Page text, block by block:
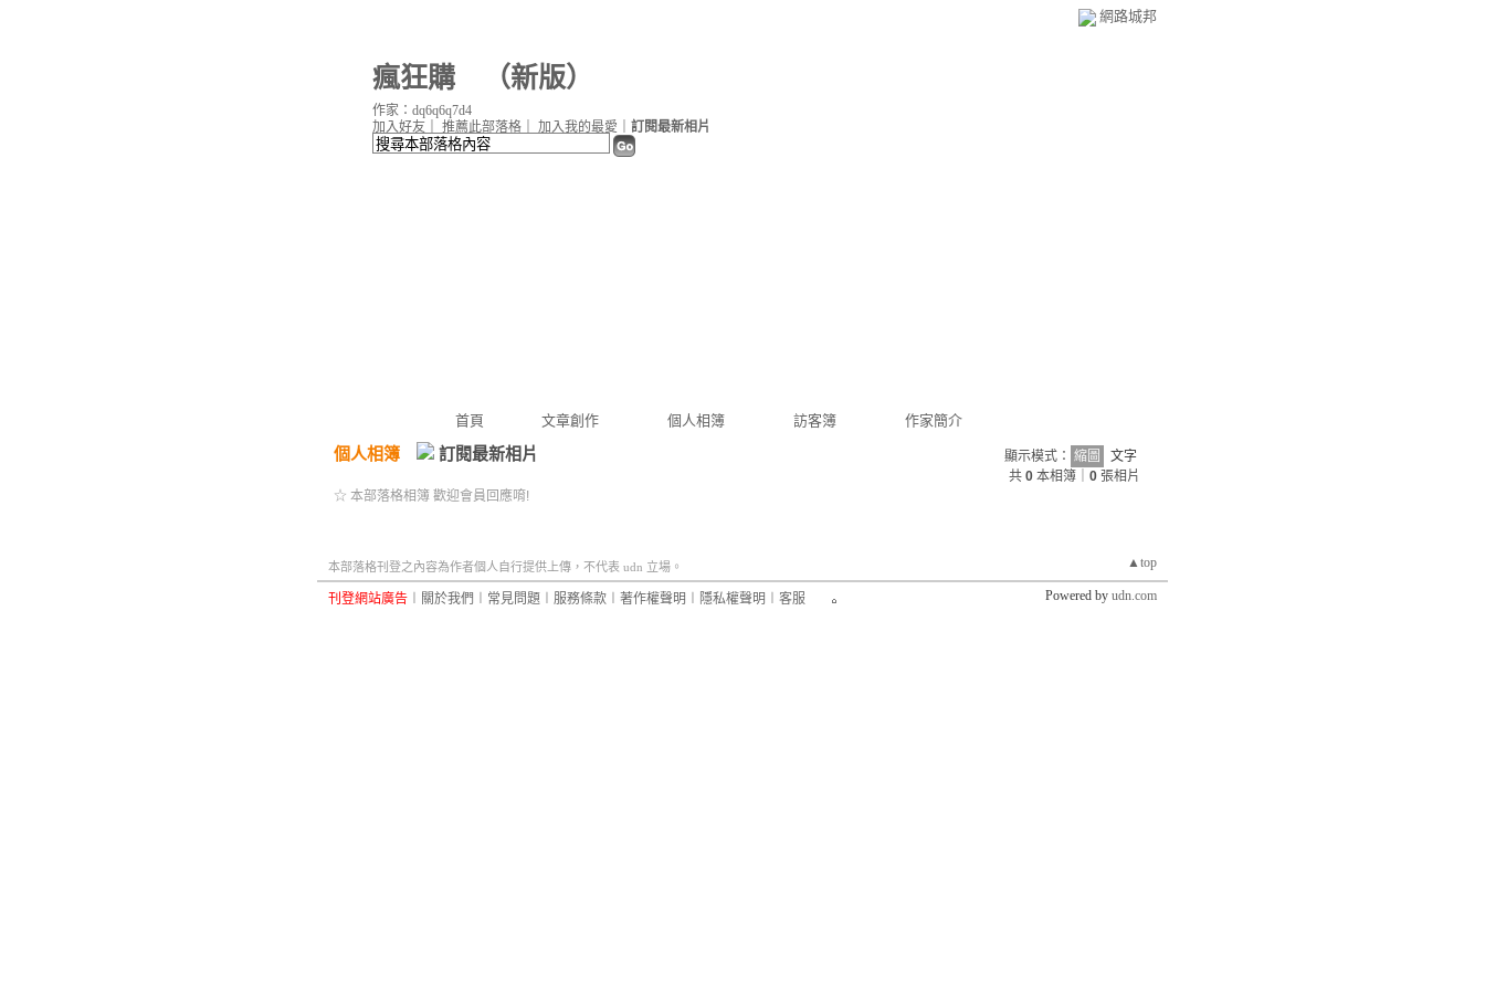
網路城邦
瘋狂購 （新版）
首頁 文章創作 個人相簿 訪客簿 作家簡介
加入好友 推薦此部落格 加入我的最愛 訂閱最新相片
作家：dq6q6q7d4
個人相簿 訂閱最新相片 顯示模式： 縮圖
文字
共 0 本相簿｜ 0 張相片
☆ 本部落格相簿 歡迎會員回應唷!
▲top
本部落格刊登之內容為作者個人自行提供上傳，不代表 udn 立場。
刊登網站廣告 關於我們 常見問題 服務條款 著作權聲明 隱私權聲明 客服 Powered by udn.com